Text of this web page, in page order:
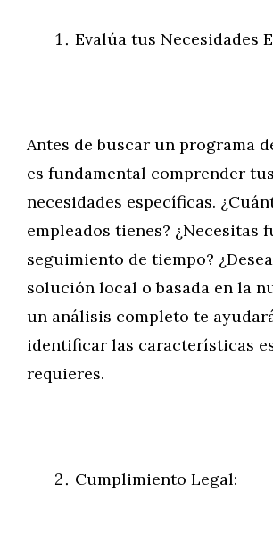
Evalúa tus Necesidades
Antes de buscar un programa
es fundamental comprender tus
necesidades específicas.
empleados tienes? ¿Necesitas
seguimiento de tiempo?
solución local o basada en la
un análisis completo te
identificar las características
requieres.
Cumplimiento Legal: